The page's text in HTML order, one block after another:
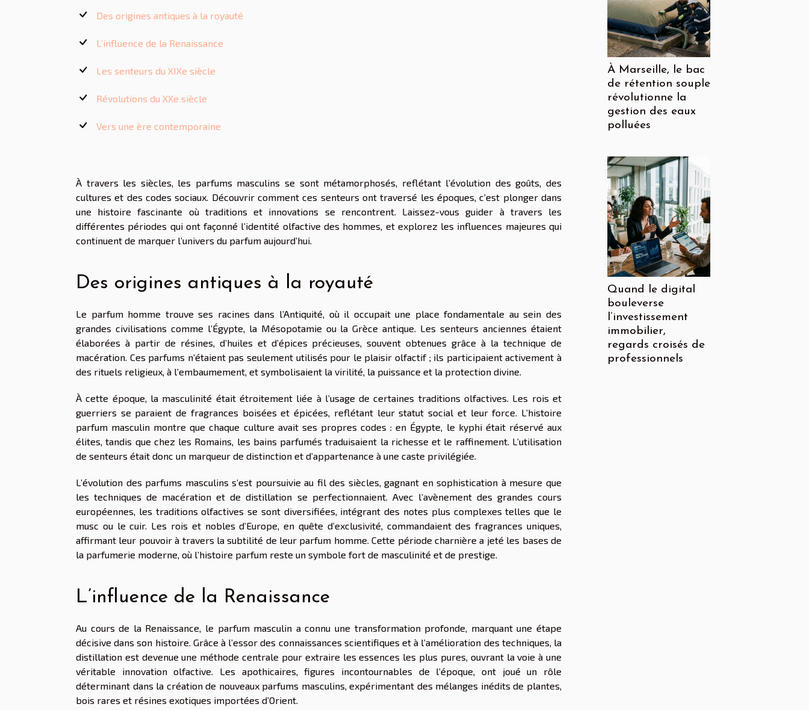
Des origines antiques à la royauté
L’influence de la Renaissance
Les senteurs du XIXe siècle
Révolutions du XXe siècle
Vers une ère contemporaine
À travers les siècles, les parfums masculins se sont métamorphosés, reflétant l’évolution des goûts, des
cultures et des codes sociaux. Découvrir comment ces senteurs ont traversé les époques, c’est plonger dans
une histoire fascinante où traditions et innovations se rencontrent. Laissez-vous guider à travers les
différentes périodes qui ont façonné l’identité olfactive des hommes, et explorez les influences majeures qui
continuent de marquer l’univers du parfum aujourd’hui.
Des origines antiques à la royauté
Le parfum homme trouve ses racines dans l’Antiquité, où il occupait une place fondamentale au sein des
grandes civilisations comme l’Égypte, la Mésopotamie ou la Grèce antique. Les senteurs anciennes étaient
élaborées à partir de résines, d’huiles et d’épices précieuses, souvent obtenues grâce à la technique de
macération. Ces parfums n’étaient pas seulement utilisés pour le plaisir olfactif ; ils participaient activement à
des rituels religieux, à l’embaumement, et symbolisaient la virilité, la puissance et la protection divine.
À cette époque, la masculinité était étroitement liée à l’usage de certaines traditions olfactives. Les rois et
guerriers se paraient de fragrances boisées et épicées, reflétant leur statut social et leur force. L’histoire
parfum masculin montre que chaque culture avait ses propres codes : en Égypte, le kyphi était réservé aux
élites, tandis que chez les Romains, les bains parfumés traduisaient la richesse et le raffinement. L’utilisation
de senteurs était donc un marqueur de distinction et d’appartenance à une caste privilégiée.
L’évolution des parfums masculins s’est poursuivie au fil des siècles, gagnant en sophistication à mesure que
les techniques de macération et de distillation se perfectionnaient. Avec l’avènement des grandes cours
européennes, les traditions olfactives se sont diversifiées, intégrant des notes plus complexes telles que le
musc ou le cuir. Les rois et nobles d’Europe, en quête d’exclusivité, commandaient des fragrances uniques,
affirmant leur pouvoir à travers la subtilité de leur parfum homme. Cette période charnière a jeté les bases de
la parfumerie moderne, où l’histoire parfum reste un symbole fort de masculinité et de prestige.
L’influence de la Renaissance
Au cours de la Renaissance, le parfum masculin a connu une transformation profonde, marquant une étape
décisive dans son histoire. Grâce à l’essor des connaissances scientifiques et à l’amélioration des techniques, la
distillation est devenue une méthode centrale pour extraire les essences les plus pures, ouvrant la voie à une
véritable innovation olfactive. Les apothicaires, figures incontournables de l’époque, ont joué un rôle
déterminant dans la création de nouveaux parfums masculins, expérimentant des mélanges inédits de plantes,
bois rares et résines exotiques importées d’Orient.
À Marseille, le bac
de rétention souple
révolutionne la
gestion des eaux
polluées
Quand le digital
bouleverse
l’investissement
immobilier,
regards croisés de
professionnels